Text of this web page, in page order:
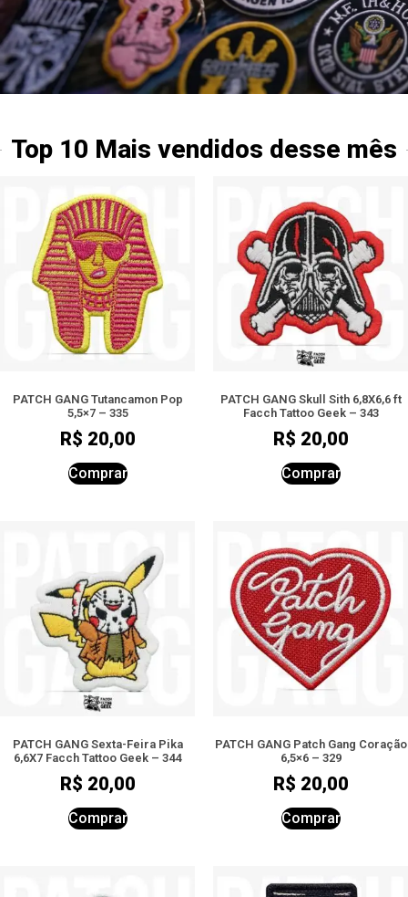
Top 10 Mais vendidos desse mês
PATCH GANG Tutancamon Pop
5,5×7 – 335
R$ 20,00
Comprar
PATCH GANG Skull Sith 6,8X6,6 ft
Facch Tattoo Geek – 343
R$ 20,00
Comprar
PATCH GANG Sexta-Feira Pika
6,6X7 Facch Tattoo Geek – 344
R$ 20,00
Comprar
PATCH GANG Patch Gang Coração
6,5×6 – 329
R$ 20,00
Comprar